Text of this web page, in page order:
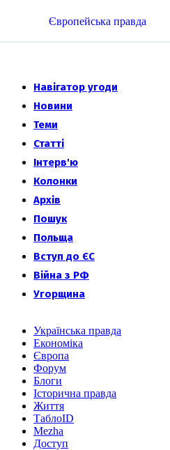
Європейська правда
Навігатор угоди
Новини
Теми
Статті
Інтерв'ю
Колонки
Архів
Пошук
Польща
Вступ до ЄС
Війна з РФ
Угорщина
Українська правда
Економіка
Європа
Форум
Блоги
Історична правда
Життя
ТаблоID
Mezha
Доступ